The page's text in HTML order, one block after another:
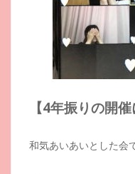
【4年振りの開
和気あいあいとした会